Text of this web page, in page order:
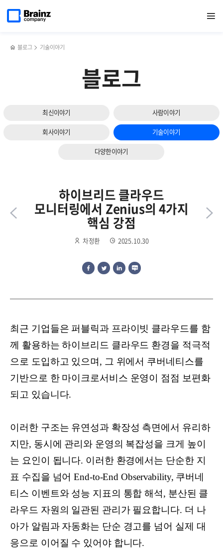
열기
페이지로
블로그 기술이야기
블로그
최신이야기 사람이야기
회사이야기 기술이야기
다양한이야기
솔루션,
STMS의
하이브리드 클라우드
모니터링에서 Zenius의 4가지
핵심 강점
차정환 2025.10.30
제니우스가
주목받은
2025
최근 기업들은 퍼블릭과 프라이빗 클라우드를 함
께 활용하는 하이브리드 클라우드 환경을 적극적
으로 도입하고 있으며, 그 위에서 쿠버네티스를
기반으로 한 마이크로서비스 운영이 점점 보편화
되고 있습니다.
이러한 구조는 유연성과 확장성 측면에서 유리하
지만, 동시에 관리와 운영의 복잡성을 크게 높이
는 요인이 됩니다. 이러한 환경에서는 단순한 지
표 수집을 넘어 End-to-End Observability, 쿠버네
티스 이벤트와 성능 지표의 통합 해석, 분산된 클
라우드 자원의 일관된 관리가 필요합니다. 더 나
아가 알림과 자동화는 단순 경고를 넘어 실제 대
응으로 이어질 수 있어야 합니다.
다음
슬라이드